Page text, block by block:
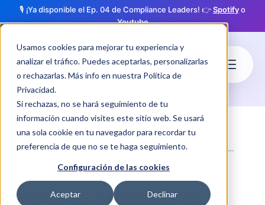
Usamos cookies para mejorar tu experiencia y
analizar el tráfico. Puedes aceptarlas, personalizarlas
o rechazarlas. Más info en nuestra Política de
Privacidad.
Si rechazas, no se hará seguimiento de tu
información cuando visites este sitio web. Se usará
una sola cookie en tu navegador para recordar tu
preferencia de que no se te haga seguimiento.
Configuración de las cookies
Aceptar Declinar
🎙️ ¡Ya disponible el Ep. 04 de Compliance Leaders! 👉Spotifyo
Youtube
Prevención del lavado de activos: Perú vs. sus vecinos de la región
schedule3 min de lectura
Prevención del lavado de